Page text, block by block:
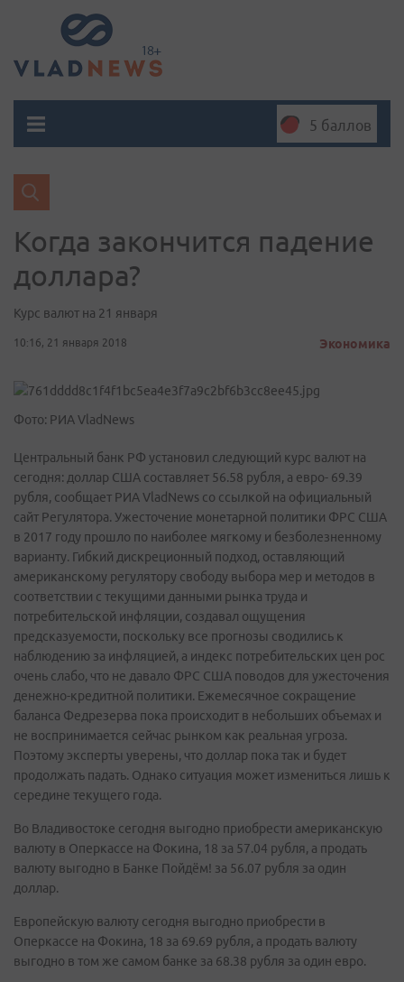
5 баллов
Когда закончится падение
доллара?
Курс валют на 21 января
10:16, 21 января 2018 Экономика
Фото: РИА VladNews
Центральный банк РФ установил следующий курс валют на
сегодня: доллар США составляет 56.58 рубля, а евро- 69.39
рубля, сообщает РИА VladNews cо ссылкой на официальный
сайт Регулятора. Ужесточение монетарной политики ФРС США
в 2017 году прошло по наиболее мягкому и безболезненному
варианту. Гибкий дискреционный подход, оставляющий
американскому регулятору свободу выбора мер и методов в
соответствии с текущими данными рынка труда и
потребительской инфляции, создавал ощущения
предсказуемости, поскольку все прогнозы сводились к
наблюдению за инфляцией, а индекс потребительских цен рос
очень слабо, что не давало ФРС США поводов для ужесточения
денежно-кредитной политики. Ежемесячное сокращение
баланса Федрезерва пока происходит в небольших объемах и
не воспринимается сейчас рынком как реальная угроза.
Поэтому эксперты уверены, что доллар пока так и будет
продолжать падать. Однако ситуация может измениться лишь к
середине текущего года.
Во Владивостоке сегодня выгодно приобрести американскую
валюту в Оперкассе на Фокина, 18 за 57.04 рубля, а продать
валюту выгодно в Банке Пойдём! за 56.07 рубля за один
доллар.
Европейскую валюту сегодня выгодно приобрести в
Оперкассе на Фокина, 18 за 69.69 рубля, а продать валюту
выгодно в том же самом банке за 68.38 рубля за один евро.